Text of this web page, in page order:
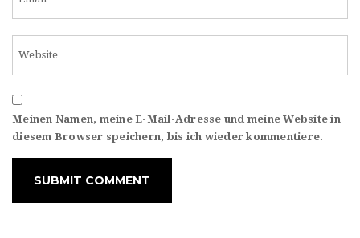
Meinen Namen, meine E-Mail-Adresse und meine Website in
diesem Browser speichern, bis ich wieder kommentiere.